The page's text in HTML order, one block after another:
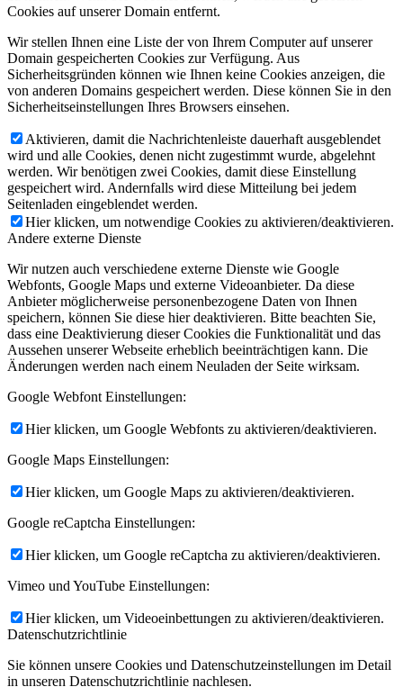
Cookies auf unserer Domain entfernt.
Wir stellen Ihnen eine Liste der von Ihrem Computer auf unserer
Domain gespeicherten Cookies zur Verfügung. Aus
Sicherheitsgründen können wie Ihnen keine Cookies anzeigen, die
von anderen Domains gespeichert werden. Diese können Sie in den
Sicherheitseinstellungen Ihres Browsers einsehen.
Aktivieren, damit die Nachrichtenleiste dauerhaft ausgeblendet
wird und alle Cookies, denen nicht zugestimmt wurde, abgelehnt
werden. Wir benötigen zwei Cookies, damit diese Einstellung
gespeichert wird. Andernfalls wird diese Mitteilung bei jedem
Seitenladen eingeblendet werden.
Hier klicken, um notwendige Cookies zu aktivieren/deaktivieren.
Andere externe Dienste
Wir nutzen auch verschiedene externe Dienste wie Google
Webfonts, Google Maps und externe Videoanbieter. Da diese
Anbieter möglicherweise personenbezogene Daten von Ihnen
speichern, können Sie diese hier deaktivieren. Bitte beachten Sie,
dass eine Deaktivierung dieser Cookies die Funktionalität und das
Aussehen unserer Webseite erheblich beeinträchtigen kann. Die
Änderungen werden nach einem Neuladen der Seite wirksam.
Google Webfont Einstellungen:
Hier klicken, um Google Webfonts zu aktivieren/deaktivieren.
Google Maps Einstellungen:
Hier klicken, um Google Maps zu aktivieren/deaktivieren.
Google reCaptcha Einstellungen:
Hier klicken, um Google reCaptcha zu aktivieren/deaktivieren.
Vimeo und YouTube Einstellungen:
Hier klicken, um Videoeinbettungen zu aktivieren/deaktivieren.
Datenschutzrichtlinie
Sie können unsere Cookies und Datenschutzeinstellungen im Detail
in unseren Datenschutzrichtlinie nachlesen.